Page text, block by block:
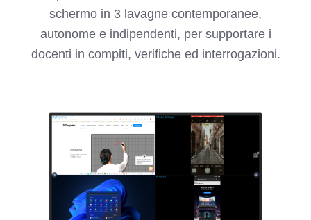
schermo in 3 lavagne contemporanee,
autonome e indipendenti, per supportare i
docenti in compiti, verifiche ed interrogazioni.